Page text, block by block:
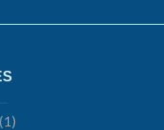
(1)